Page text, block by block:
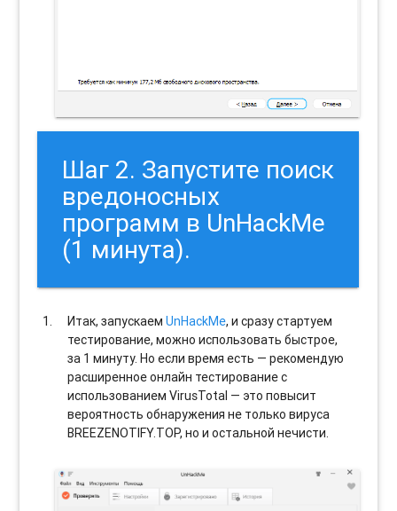
Шаг 2. Запустите поиск
вредоносных
программ в UnHackMe
(1 минута).
Итак, запускаемUnHackMe, и сразу стартуем
тестирование, можно использовать быстрое,
за 1 минуту. Но если время есть — рекомендую
расширенное онлайн тестирование с
использованием VirusTotal — это повысит
вероятность обнаружения не только вируса
BREEZENOTIFY.TOP, но и остальной нечисти.